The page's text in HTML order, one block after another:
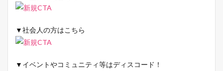
▼社会人の方はこちら
▼イベントやコミュニティ等はディスコード！